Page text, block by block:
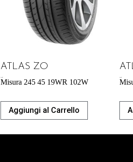
ATLAS ZO
Misura 245 45 19WR 102W
Aggiungi al Carrello